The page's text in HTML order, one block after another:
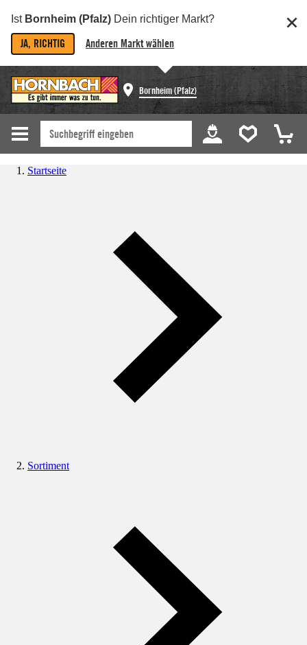
Ist Bornheim (Pfalz) Dein richtiger Markt?
JA, RICHTIG Anderen Markt wählen
Bornheim (Pfalz)
Startseite
Sortiment